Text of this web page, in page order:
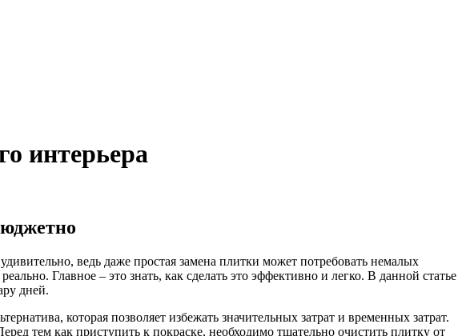
интерьера
ведь даже простая замена плитки может потребовать немалых
Главное – это знать, как сделать это эффективно и легко. В данной статье
дней.
которая позволяет избежать значительных затрат и временных затрат.
тем как приступить к покраске, необходимо тщательно очистить плитку от